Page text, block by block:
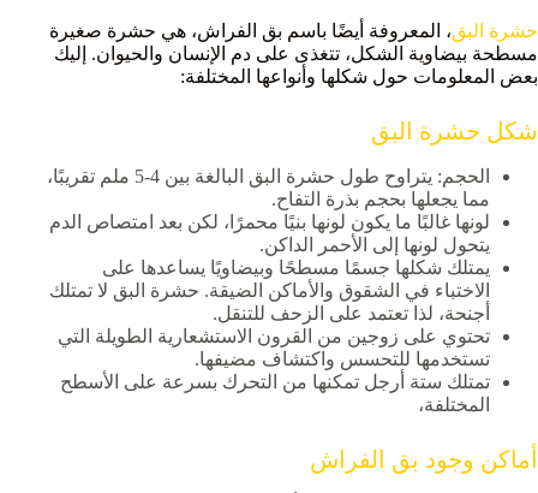
حشرة البق، المعروفة أيضًا باسم بق الفراش، هي حشرة صغيرة
مسطحة بيضاوية الشكل، تتغذى على دم الإنسان والحيوان. إليك
بعض المعلومات حول شكلها وأنواعها المختلفة:
شكل حشرة البق
الحجم: يتراوح طول حشرة البق البالغة بين 4-5 ملم تقريبًا،
مما يجعلها بحجم بذرة التفاح.
لونها غالبًا ما يكون لونها بنيًا محمرًا، لكن بعد امتصاص الدم
يتحول لونها إلى الأحمر الداكن.
يمتلك شكلها جسمًا مسطحًا وبيضاويًا يساعدها على
الاختباء في الشقوق والأماكن الضيقة. حشرة البق لا تمتلك
أجنحة، لذا تعتمد على الزحف للتنقل.
تحتوي على زوجين من القرون الاستشعارية الطويلة التي
تستخدمها للتحسس واكتشاف مضيفها.
تمتلك ستة أرجل تمكنها من التحرك بسرعة على الأسطح
المختلفة،
أماكن وجود بق الفراش